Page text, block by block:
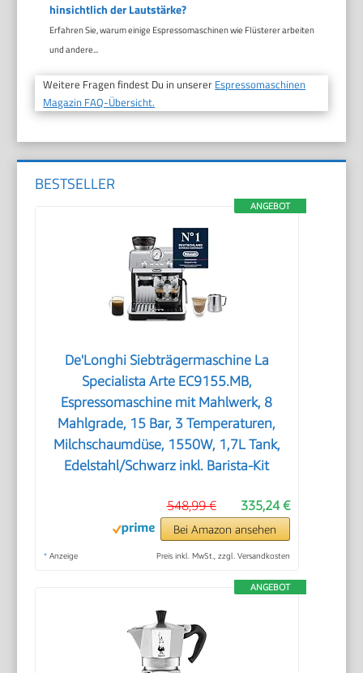
hinsichtlich der Lautstärke?
Erfahren Sie, warum einige Espressomaschinen wie Flüsterer arbeiten
und andere...
Weitere Fragen findest Du in unserer Espressomaschinen
Magazin FAQ-Übersicht.
BESTSELLER
ANGEBOT
De'Longhi Siebträgermaschine La
Specialista Arte EC9155.MB,
Espressomaschine mit Mahlwerk, 8
Mahlgrade, 15 Bar, 3 Temperaturen,
Milchschaumdüse, 1550W, 1,7L Tank,
Edelstahl/Schwarz inkl. Barista-Kit
335,24 €
548,99 €
Bei Amazon ansehen
* Anzeige Preis inkl. MwSt., zzgl. Versandkosten
ANGEBOT